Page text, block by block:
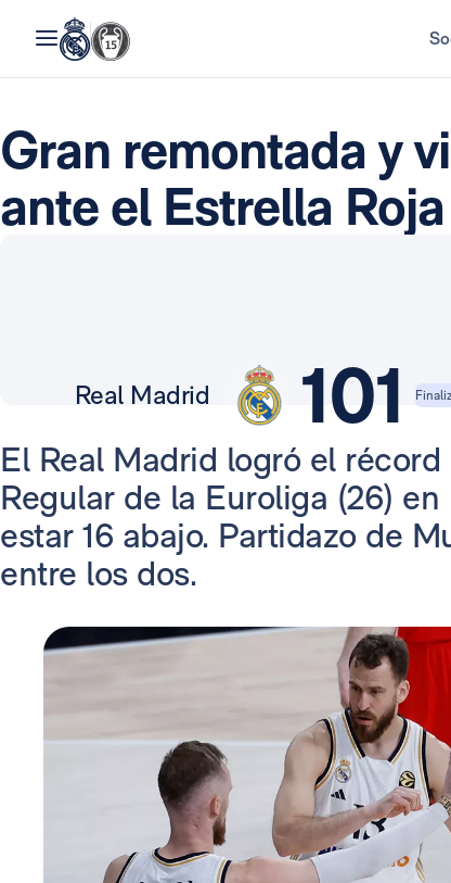
Gran remontada y
ante el Estrella Roja
101
Real Madrid
El Real Madrid logró el
Regular de la Euroliga (26)
estar 16 abajo. Partidazo de
entre los dos.